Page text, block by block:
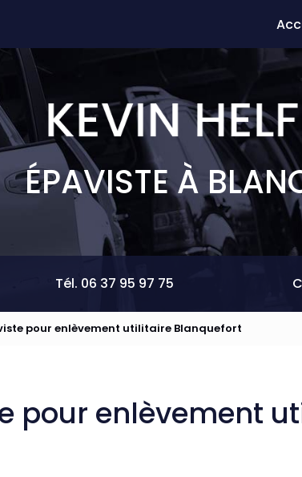
ÉPAVISTE À
Tél. 06 37 95 97 75
pour enlèvement utilitaire Blanquefort
pour enlèvement